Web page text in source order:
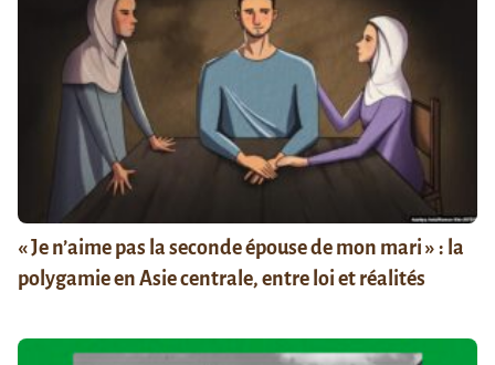
« Je n’aime pas la seconde épouse de mon mari » : la
polygamie en Asie centrale, entre loi et réalités